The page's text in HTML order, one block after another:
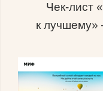
Чек-лист
к лучшему»